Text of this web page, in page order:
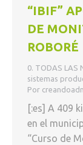
“IBIF”
DE
ROBORÉ
0. TODAS LAS
sistemas
Por
[:es] A 409
en el
“Curso de